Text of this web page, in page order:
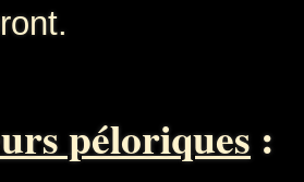
péloriques :